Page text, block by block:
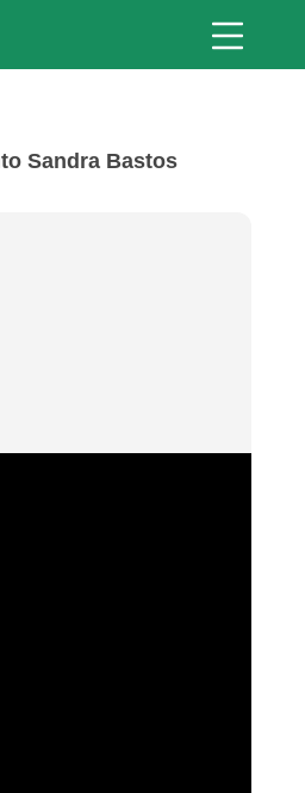
Sandra Bastos